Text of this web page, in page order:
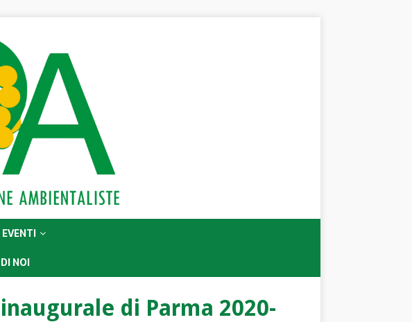
EVENTI
NOI
di Parma 2020-